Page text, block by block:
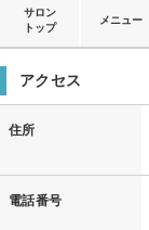
サロン
トップ
メニュー
アクセス
住所
電話番号